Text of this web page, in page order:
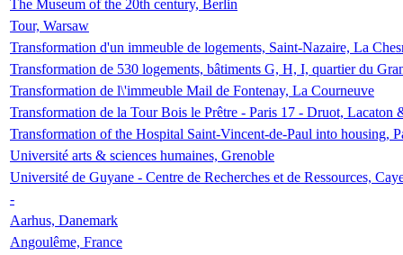
The Museum of the 20th century, Berlin
Tour, Warsaw
Transformation d'un immeuble de logements, Saint-Nazaire, La
Transformation de 530 logements, bâtiments G, H, I, quartier du
Transformation de l\'immeuble Mail de Fontenay, La Courneuve
Transformation de la Tour Bois le Prêtre - Paris 17 - Druot, Lacaton
Transformation of the Hospital Saint-Vincent-de-Paul into housing,
Université arts & sciences humaines, Grenoble
Université de Guyane - Centre de Recherches et de Ressources,
-
Aarhus, Danemark
Angoulême, France